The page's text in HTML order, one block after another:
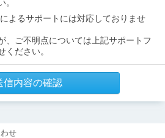
よるサポートには対応しておりませ
、ご不明点については上記サポートフ
ください。
信内容の確認
せ